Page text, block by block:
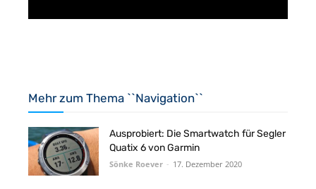
Mehr zum Thema ``Navigation``
Ausprobiert: Die Smartwatch für Segler
Quatix 6 von Garmin
Sönke Roever - 17. Dezember 2020